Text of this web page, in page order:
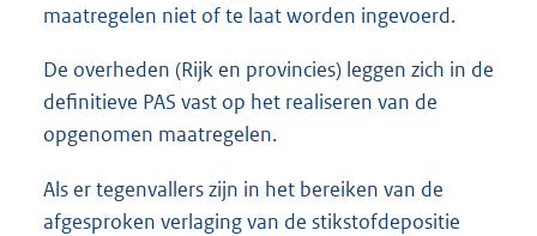
maatregelen niet of te laat worden ingevoerd.
De overheden (Rijk en provincies) leggen zich in de
definitieve PAS vast op het realiseren van de
opgenomen maatregelen.
Als er tegenvallers zijn in het bereiken van de
afgesproken verlaging van de stikstofdepositie